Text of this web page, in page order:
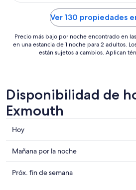
al
27
ago
Ver 130 propiedades
Precio más bajo por noche encontrado en
en una estancia de 1 noche para 2 adultos.
están sujetos a cambios. Aplican
Disponibilidad de
Exmouth
Consultar
precios
en
Exmouth
para
Hoy
Consultar
precios
en
Mañana por la noche
Consultar
Próx. fin de semana